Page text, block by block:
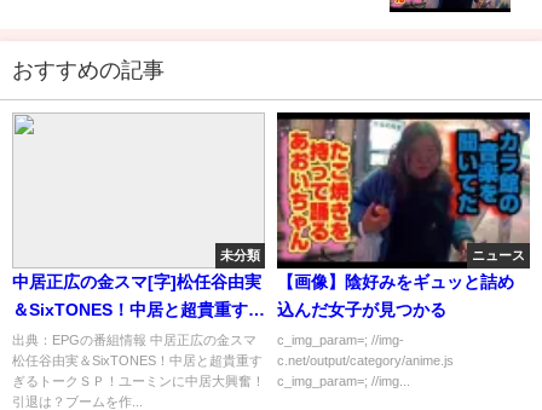
おすすめの記事
未分類
中居正広の金スマ[字]松任谷由実
＆SixTONES！中居と超貴重すぎ
るトークＳＰ！…の番組内容解
析まとめ
出典：EPGの番組情報 中居正広の金スマ
松任谷由実＆SixTONES！中居と超貴重す
ぎるトークＳＰ！ユーミンに中居大興奮！
引退は？ブームを作...
ニュース
【画像】陰好みをギュッと詰め
込んだ女子が見つかる
c_img_param=; //img-
c.net/output/category/anime.js
c_img_param=; //img...